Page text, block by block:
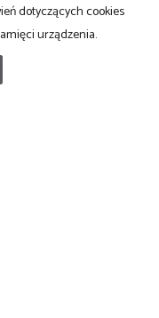
dotyczących cookies
urządzenia.